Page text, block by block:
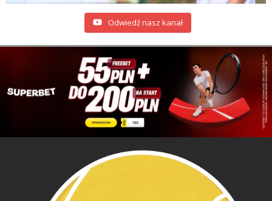
Odwiedź nasz kanał